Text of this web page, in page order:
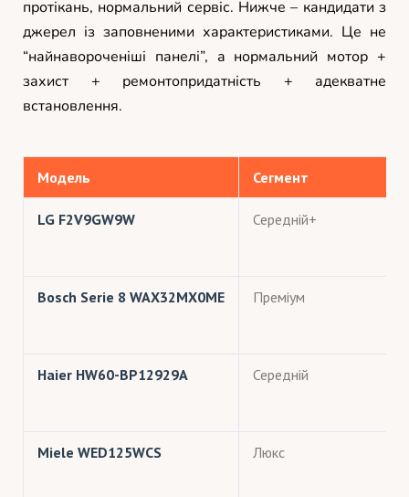
протікань, нормальний сервіс. Нижче – кандидати з
джерел із заповненими характеристиками. Це не
“найнавороченіші панелі”, а нормальний мотор +
захист + ремонтопридатність + адекватне
встановлення.
Модель Сегмент
LG F2V9GW9W Середній+
Bosch Serie 8 WAX32MX0ME Преміум
Haier HW60-BP12929A Середній
Miele WED125WCS Люкс